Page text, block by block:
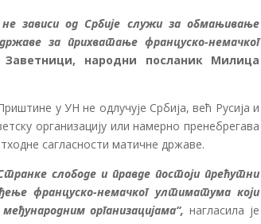
не зависи од Србије служи за обмањивање
за прихватање француско-немачког
народни посланик Милица
у УН не одлучује Србија, већ Русија и
организацију или намерно пренебрегава
сагласности матичне државе.
слободе и правде постоји прећутни
француско-немачког ултиматума који
организацијама“, нагласила је